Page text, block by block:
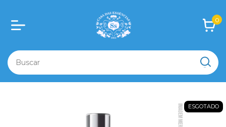
0
ESGOTADO